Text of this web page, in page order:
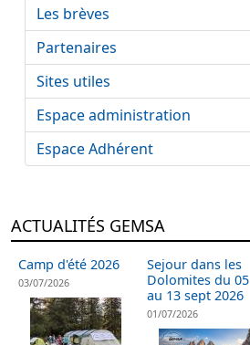
ACTUALITÉS GEMSA
Camp d'été 2026
03/07/2026
Sejour dans les
Dolomites du 05
au 13 sept 2026
01/07/2026
Les brèves
Partenaires
Sites utiles
Espace administration
Espace Adhérent